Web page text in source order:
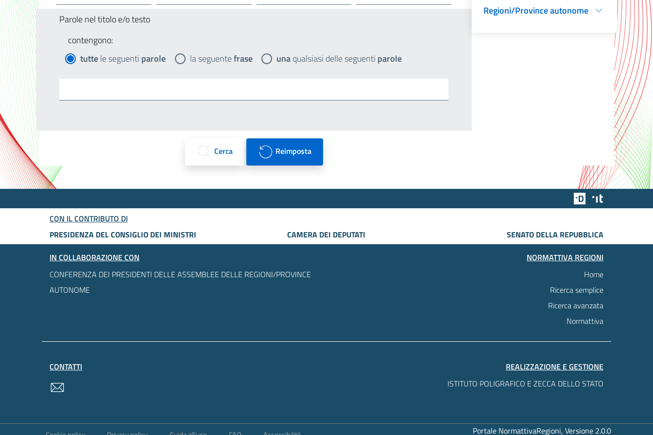
Parole nel titolo e/o testo
contengono:
tuttele seguenti parole la seguentefrase unaqualsiasi delle seguenti parole
Cerca Reimposta
Regioni/Province autonome
Team Digitale
CON IL CONTRIBUTO DI
PRESIDENZA DEL CONSIGLIO DEI MINISTRI
CAMERA DEI DEPUTATI
SENATO DELLA REPUBBLICA
IN COLLABORAZIONE CON
CONFERENZA DEI PRESIDENTI DELLE ASSEMBLEE DELLE REGIONI/PROVINCE
AUTONOME
NORMATTIVA REGIONI
Home
Ricerca semplice
Ricerca avanzata
Normattiva
CONTATTI
REALIZZAZIONE E GESTIONE
ISTITUTO POLIGRAFICO E ZECCA DELLO STATO
Portale NormattivaRegioni, Versione 2.0.0